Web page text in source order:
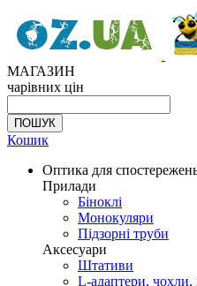
МАГАЗИН
чарівних цін
Кошик
Оптика для
Прилади
Біноклі
Монокуляри
Підзорні труби
Аксесуари
Штативи
L-адаптери, чохли,